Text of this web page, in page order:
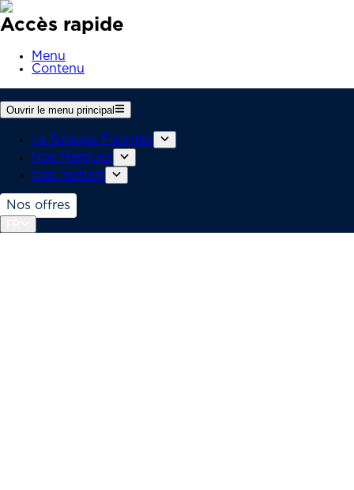
Accès rapide
Menu
Contenu
Ouvrir le menu principal
Le Groupe Fournier
Nos Marques
Nos métiers
Nos offres